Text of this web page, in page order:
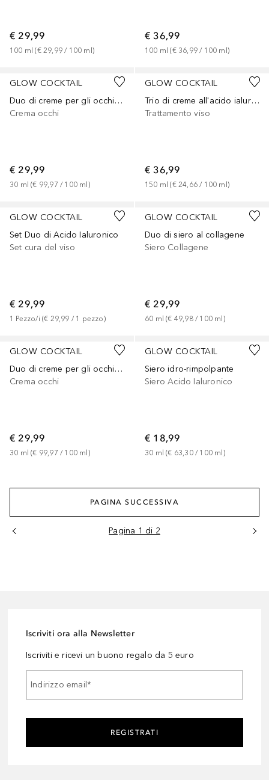
€ 29,99
100 ml (€ 29,99 / 100 ml)
€ 36,99
100 ml (€ 36,99 / 100 ml)
GLOW COCKTAIL
Duo di creme per gli occhi all'acido ialuronico
Crema occhi
€ 29,99
30 ml (€ 99,97 / 100 ml)
GLOW COCKTAIL
Trio di creme all'acido ialuronico
Trattamento viso
€ 36,99
150 ml (€ 24,66 / 100 ml)
GLOW COCKTAIL
Set Duo di Acido Ialuronico
Set cura del viso
€ 29,99
1 Pezzo/i (€ 29,99 / 1 pezzo)
GLOW COCKTAIL
Duo di siero al collagene
Siero Collagene
€ 29,99
60 ml (€ 49,98 / 100 ml)
GLOW COCKTAIL
Duo di creme per gli occhi al collagene
Crema occhi
€ 29,99
30 ml (€ 99,97 / 100 ml)
GLOW COCKTAIL
Siero idro-rimpolpante
Siero Acido Ialuronico
€ 18,99
30 ml (€ 63,30 / 100 ml)
PAGINA SUCCESSIVA
Pagina 1 di 2
Iscriviti ora alla Newsletter
Iscriviti e ricevi un buono regalo da 5 euro
Indirizzo email *
REGISTRATI